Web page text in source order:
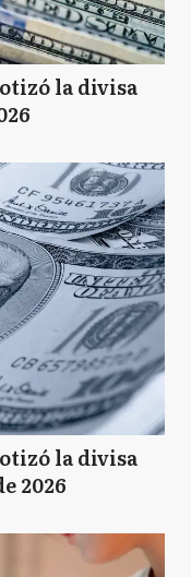
la divisa
la divisa
2026